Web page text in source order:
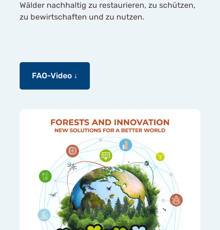
Wälder nachhaltig zu restaurieren, zu schützen,
zu bewirtschaften und zu nutzen.
FAO-Video ↓